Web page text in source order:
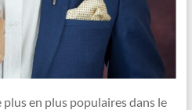
en plus populaires dans le